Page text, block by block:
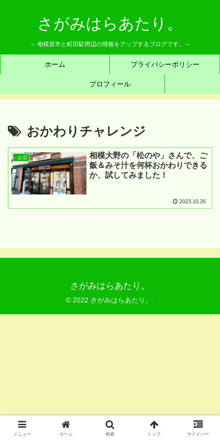
さがみはらあたり。
～ 相模原市と町田駅周辺の情報をアップするブログです。～
ホーム プライバシーポリシー
プロフィール
おかわりチャレンジ
- お店
相模大野の「松のや」さんで、ご
飯＆みそ汁を何杯おかわりできる
か、試してみました！
2023.10.26
さがみはらあたり。
© 2022 さがみはらあたり。.
メニュー ホーム 検索 トップ サイドバー